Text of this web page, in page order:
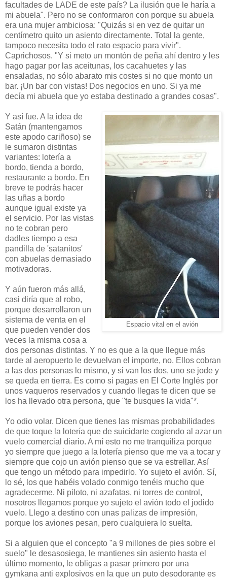
facultades de LADE de este país? La ilusión que le haría a
mi abuela". Pero no se conformaron con porque su abuela
era una mujer ambiciosa: "Quizás si en vez de quitar un
centímetro quito un asiento directamente. Total la gente,
tampoco necesita todo el rato espacio para vivir".
Caprichosos. "Y si meto un montón de peña ahí dentro y les
hago pagar por las aceitunas, los cacahuetes y las
ensaladas, no sólo abarato mis costes si no que monto un
bar. ¡Un bar con vistas! Dos negocios en uno. Si ya me
decía mi abuela que yo estaba destinado a grandes cosas".
Espacio vital en el avión
Y así fue. A la idea de
Satán (mantengamos
este apodo cariñoso) se
le sumaron distintas
variantes: lotería a
bordo, tienda a bordo,
restaurante a bordo. En
breve te podrás hacer
las uñas a bordo
aunque igual existe ya
el servicio. Por las vistas
no te cobran pero
dadles tiempo a esa
pandilla de 'satanitos'
con abuelas demasiado
motivadoras.
Y aún fueron más allá,
casi diría que al robo,
porque desarrollaron un
sistema de venta en el
que pueden vender dos
veces la misma cosa a
dos personas distintas. Y no es que a la que llegue más
tarde al aeropuerto le devuelvan el importe, no. Ellos cobran
a las dos personas lo mismo, y si van los dos, uno se jode y
se queda en tierra. Es como si pagas en El Corte Inglés por
unos vaqueros reservados y cuando llegas te dicen que se
los ha llevado otra persona, que "te busques la vida"*.
Yo odio volar. Dicen que tienes las mismas probabilidades
de que toque la lotería que de suicidarte cogiendo al azar un
vuelo comercial diario. A mí esto no me tranquiliza porque
yo siempre que juego a la lotería pienso que me va a tocar y
siempre que cojo un avión pienso que se va estrellar. Así
que tengo un método para impedirlo. Yo sujeto el avión. Sí,
lo sé, los que habéis volado conmigo tenéis mucho que
agradecerme. Ni piloto, ni azafatas, ni torres de control,
nosotros llegamos porque yo sujeto el avión todo el jodido
vuelo. Llego a destino con unas palizas de impresión,
porque los aviones pesan, pero cualquiera lo suelta.
Si a alguien que el concepto "a 9 millones de pies sobre el
suelo" le desasosiega, le mantienes sin asiento hasta el
último momento, le obligas a pasar primero por una
gymkana anti explosivos en la que un puto desodorante es